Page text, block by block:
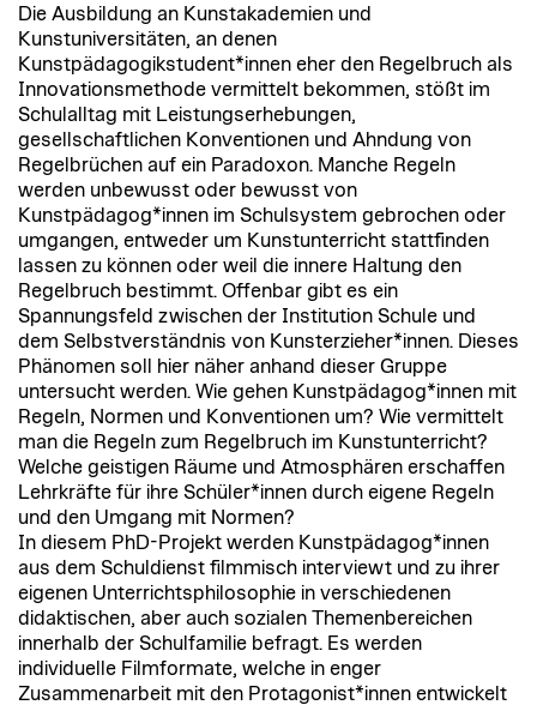
Die Ausbildung an Kunstakademien und
Kunstuniversitäten, an denen
Kunstpädagogikstudent*innen eher den Regelbruch als
Innovationsmethode vermittelt bekommen, stößt im
Schulalltag mit Leistungserhebungen,
gesellschaftlichen Konventionen und Ahndung von
Regelbrüchen auf ein Paradoxon. Manche Regeln
werden unbewusst oder bewusst von
Kunstpädagog*innen im Schulsystem gebrochen oder
umgangen, entweder um Kunstunterricht stattfinden
lassen zu können oder weil die innere Haltung den
Regelbruch bestimmt. Offenbar gibt es ein
Spannungsfeld zwischen der Institution Schule und
dem Selbstverständnis von Kunsterzieher*innen. Dieses
Phänomen soll hier näher anhand dieser Gruppe
untersucht werden. Wie gehen Kunstpädagog*innen mit
Regeln, Normen und Konventionen um? Wie vermittelt
man die Regeln zum Regelbruch im Kunstunterricht?
Welche geistigen Räume und Atmosphären erschaffen
Lehrkräfte für ihre Schüler*innen durch eigene Regeln
und den Umgang mit Normen?
In diesem PhD-Projekt werden Kunstpädagog*innen
aus dem Schuldienst filmmisch interviewt und zu ihrer
eigenen Unterrichtsphilosophie in verschiedenen
didaktischen, aber auch sozialen Themenbereichen
innerhalb der Schulfamilie befragt. Es werden
individuelle Filmformate, welche in enger
Zusammenarbeit mit den Protagonist*innen entwickelt